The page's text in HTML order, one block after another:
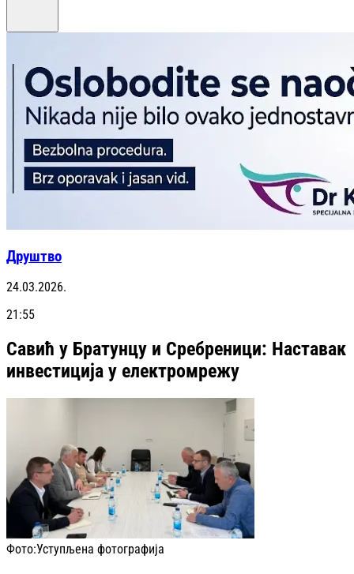
Друштво
24.03.2026.
21:55
Савић у Братунцу и Сребреници: Наставак
инвестиција у електромрежу
Фото:Уступљена фотографија